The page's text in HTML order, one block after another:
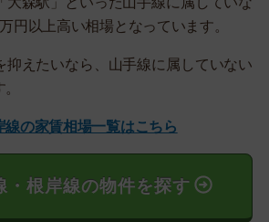
円以上高い相場となっています。
抑えたいなら、山手線に属していない
の家賃相場一覧はこちら
・根岸線の物件を探す